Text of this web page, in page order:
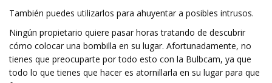
También puedes utilizarlos para ahuyentar a posibles intrusos.
Ningún propietario quiere pasar horas tratando de descubrir
cómo colocar una bombilla en su lugar. Afortunadamente, no
tienes que preocuparte por todo esto con la Bulbcam, ya que
todo lo que tienes que hacer es atornillarla en su lugar para que